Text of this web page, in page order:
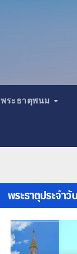
พระธาตุพนม
พระธาตุประจำวั